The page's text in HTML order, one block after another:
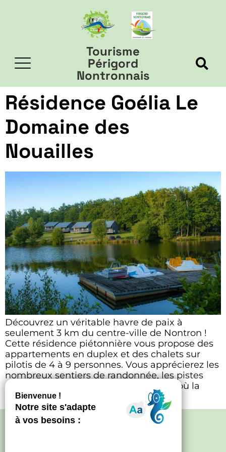
Tourisme
Périgord
Nontronnais
Résidence Goélia Le
Domaine des
Nouailles
Découvrez un véritable havre de paix à
seulement 3 km du centre-ville de Nontron !
Cette résidence piétonnière vous propose des
appartements en duplex et des chalets sur
pilotis de 4 à 9 personnes. Vous apprécierez les
nombreux sentiers de randonnée, les pistes
cyclables et les balades autour du lac où la
pêche est à […]
Politique de confidentialité
Mentions